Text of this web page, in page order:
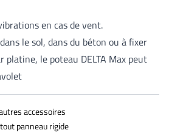
en cas de vent.
le sol, dans du béton ou à fixer
le poteau DELTA Max peut
accessoires
panneau rigide